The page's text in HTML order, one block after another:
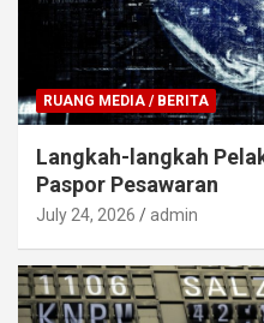
RUANG MEDIA / BERITA
Langkah-langkah
Paspor Pesawaran
July 24, 2026 admin